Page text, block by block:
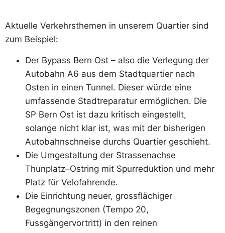
Aktuelle Verkehrsthemen in unserem Quartier sind
zum Beispiel:
Der Bypass Bern Ost – also die Verlegung der
Autobahn A6 aus dem Stadtquartier nach
Osten in einen Tunnel. Dieser würde eine
umfassende Stadtreparatur ermöglichen. Die
SP Bern Ost ist dazu kritisch eingestellt,
solange nicht klar ist, was mit der bisherigen
Autobahnschneise durchs Quartier geschieht.
Die Umgestaltung der Strassenachse
Thunplatz–Ostring mit Spurreduktion und mehr
Platz für Velofahrende.
Die Einrichtung neuer, grossflächiger
Begegnungszonen (Tempo 20,
Fussgängervortritt) in den reinen